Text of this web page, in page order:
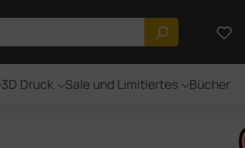
3D Druck Sale und Limitiertes Bücher